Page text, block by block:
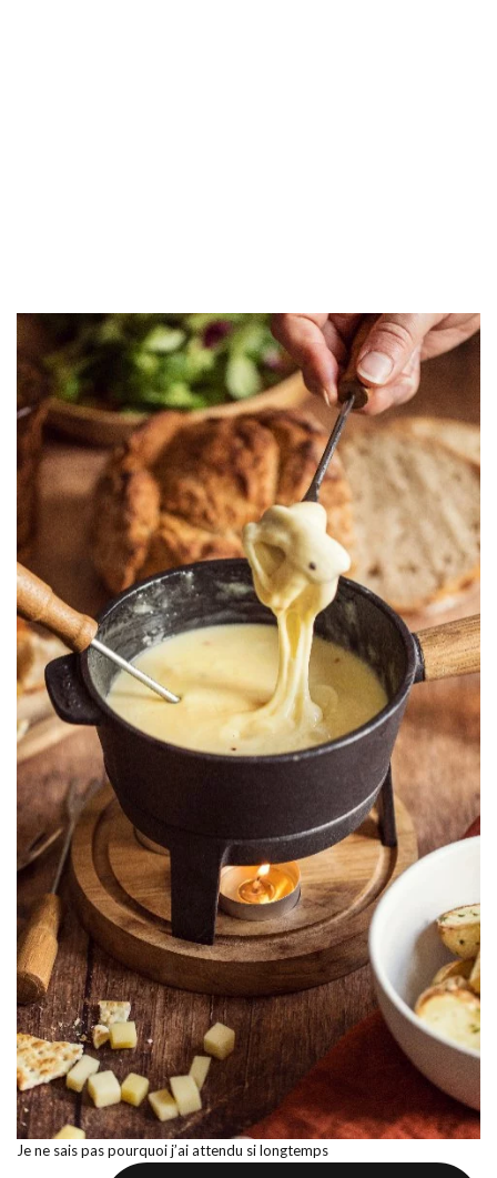
Je ne sais pas pourquoi j’ai attendu si longtemps